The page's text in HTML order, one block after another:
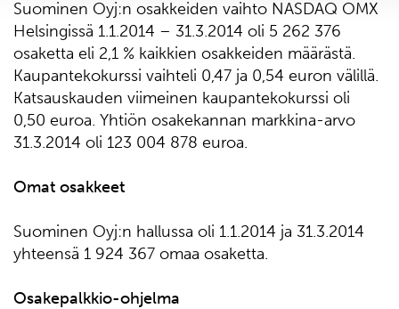
Suominen Oyj:n osakkeiden vaihto NASDAQ OMX
Helsingissä 1.1.2014 – 31.3.2014 oli 5 262 376
osaketta eli 2,1 % kaikkien osakkeiden määrästä.
Kaupantekokurssi vaihteli 0,47 ja 0,54 euron välillä.
Katsauskauden viimeinen kaupantekokurssi oli
0,50 euroa. Yhtiön osakekannan markkina-arvo
31.3.2014 oli 123 004 878 euroa.
Omat osakkeet
Suominen Oyj:n hallussa oli 1.1.2014 ja 31.3.2014
yhteensä 1 924 367 omaa osaketta.
Osakepalkkio-ohjelma